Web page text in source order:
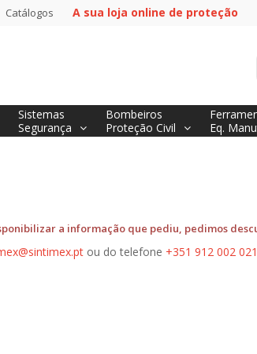
Catálogos A sua loja online de proteção
Sistemas
Segurança
Bombeiros
Proteção Civil
Eq.
a informação que pediu, pedimos
ou do telefone +351 912 002 021